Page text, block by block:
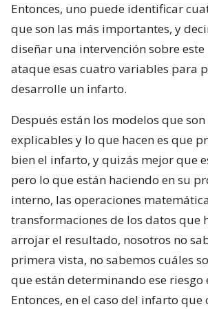
Entonces, uno puede identificar
que son las más importantes, y
diseñar una intervención sobre
ataque esas cuatro variables para
desarrolle un infarto.
Después están los modelos que
explicables y lo que hacen es que
bien el infarto, y quizás mejor que
pero lo que están haciendo en su
interno, las operaciones
transformaciones de los datos que
arrojar el resultado, nosotros no
primera vista, no sabemos cuáles
que están determinando ese riesgo
Entonces, en el caso del infarto que